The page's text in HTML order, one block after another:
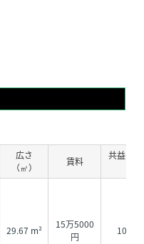
広さ
（㎡）
賃料
共益費
29.67 m²
15万5000
円